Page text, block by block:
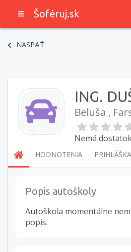
Šoféruj.sk
NASPÄŤ
ING.
Beluša ,
Nemá
HODNOTENIA PRIHLÁŠKA
Popis autoškoly
Autoškola momentálne
popis.